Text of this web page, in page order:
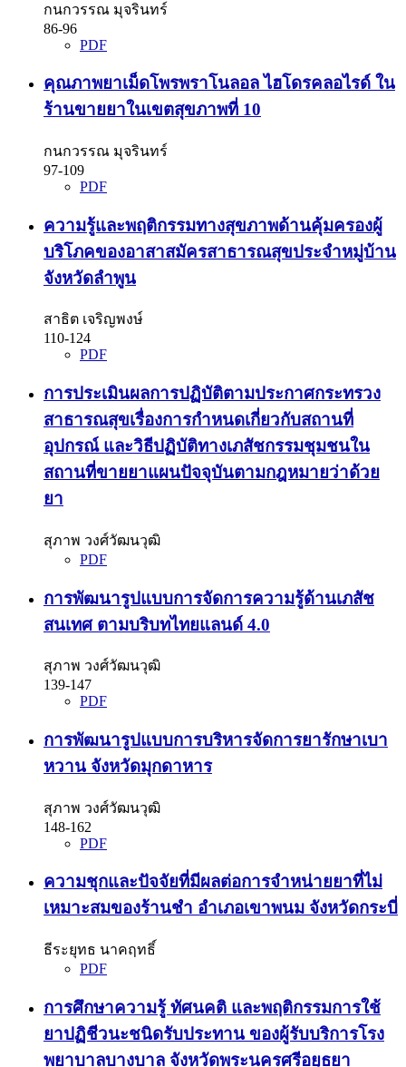
กนกวรรณ มุจรินทร์
86-96
PDF
คุณภาพยาเม็ดโพรพราโนลอล ไฮโดรคลอไรด์ ใน
ร้านขายยาในเขตสุขภาพที่ 10
กนกวรรณ มุจรินทร์
97-109
PDF
ความรู้และพฤติกรรมทางสุขภาพด้านคุ้มครองผู้
บริโภคของอาสาสมัครสาธารณสุขประจำหมู่บ้าน
จังหวัดลำพูน
สาธิต เจริญพงษ์
110-124
PDF
การประเมินผลการปฏิบัติตามประกาศกระทรวง
สาธารณสุขเรื่องการกำหนดเกี่ยวกับสถานที่
อุปกรณ์ และวิธีปฏิบัติทางเภสัชกรรมชุมชนใน
สถานที่ขายยาแผนปัจจุบันตามกฎหมายว่าด้วย
ยา
สุภาพ วงศ์วัฒนวุฒิ
PDF
การพัฒนารูปแบบการจัดการความรู้ด้านเภสัช
สนเทศ ตามบริบทไทยแลนด์ 4.0
สุภาพ วงศ์วัฒนวุฒิ
139-147
PDF
การพัฒนารูปแบบการบริหารจัดการยารักษาเบา
หวาน จังหวัดมุกดาหาร
สุภาพ วงศ์วัฒนวุฒิ
148-162
PDF
ความชุกและปัจจัยที่มีผลต่อการจำหน่ายยาที่ไม่
เหมาะสมของร้านชำ อำเภอเขาพนม จังหวัดกระบี่
ธีระยุทธ นาคฤทธิ์
PDF
การศึกษาความรู้ ทัศนคติ และพฤติกรรมการใช้
ยาปฏิชีวนะชนิดรับประทาน ของผู้รับบริการโรง
พยาบาลบางบาล จังหวัดพระนครศรีอยุธยา